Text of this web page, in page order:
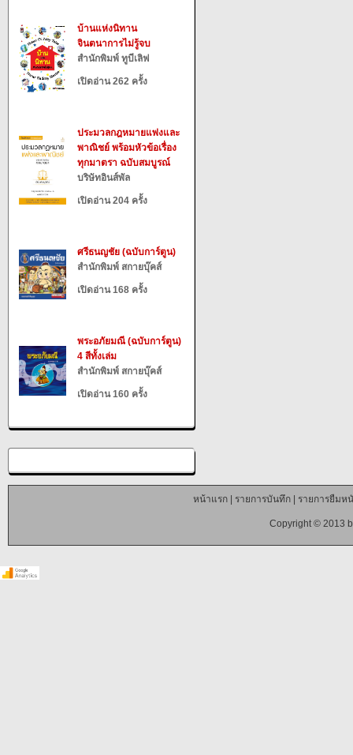
บ้านแห่งนิทาน
จินตนาการไม่รู้จบ
สำนักพิมพ์ ทูบีเลิฟ
เปิดอ่าน 262 ครั้ง
ประมวลกฎหมายแพ่งและ
พาณิชย์ พร้อมหัวข้อเรื่อง
ทุกมาตรา ฉบับสมบูรณ์
บริษัทอินส์พัล
เปิดอ่าน 204 ครั้ง
ศรีธนญชัย (ฉบับการ์ตูน)
สำนักพิมพ์ สกายบุ๊คส์
เปิดอ่าน 168 ครั้ง
พระอภัยมณี (ฉบับการ์ตูน)
4 สีทั้งเล่ม
สำนักพิมพ์ สกายบุ๊คส์
เปิดอ่าน 160 ครั้ง
หน้าแรก| รายการบันทึก| รายการยืมห
Copyright © 2013